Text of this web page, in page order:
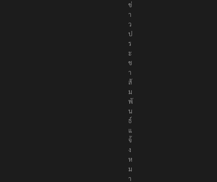
ข่
า
ว
ป
ร
ะ
ช
า
สั
ม
พั
น
ธ์
แ
จ้
ง
ห
ม
า